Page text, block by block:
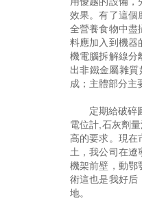
效果。有了這個
全營養食物中盡
料應加入到機器
機電腦拆解線分
出非鐵金屬雜
成；主體部分主
定期給破碎
電位計,石灰劑
高的要求。現在
土，我公司在遼
機架前壁，動鄂
術這也是我好后
地。